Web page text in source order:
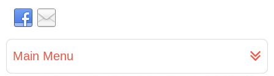
Main Menu